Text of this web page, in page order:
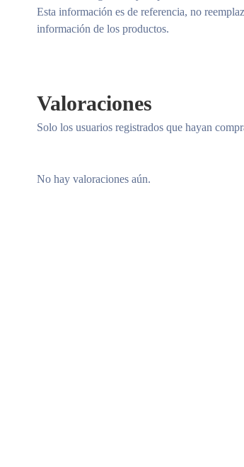
Esta información es de referencia, no
información de los productos.
Valoraciones
No hay valoraciones aún.
Solo los usuarios registrados que hayan